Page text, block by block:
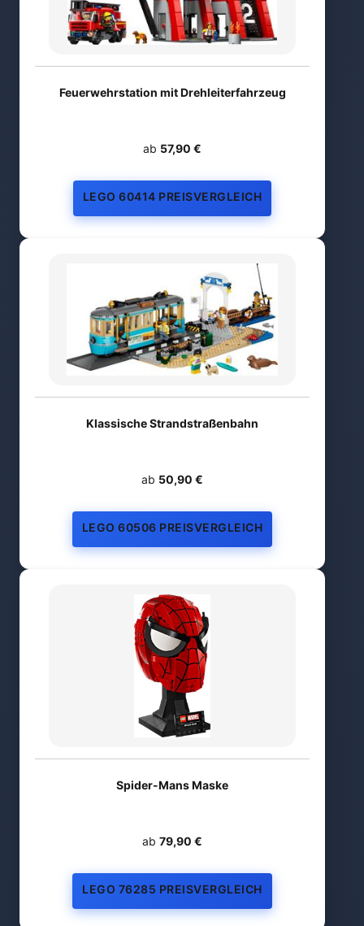
Feuerwehrstation mit Drehleiterfahrzeug
ab 57,90 €
LEGO 60414 PREISVERGLEICH
Klassische Strandstraßenbahn
ab 50,90 €
LEGO 60506 PREISVERGLEICH
Spider-Mans Maske
ab 79,90 €
LEGO 76285 PREISVERGLEICH